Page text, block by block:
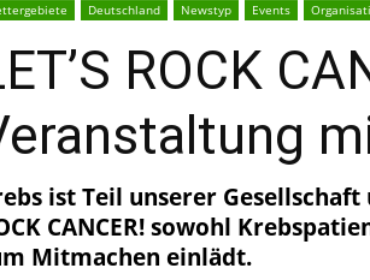
Deutschland Newstyp Events
ROCK
ist Teil unserer
CANCER! sowohl
Mitmachen einlädt.